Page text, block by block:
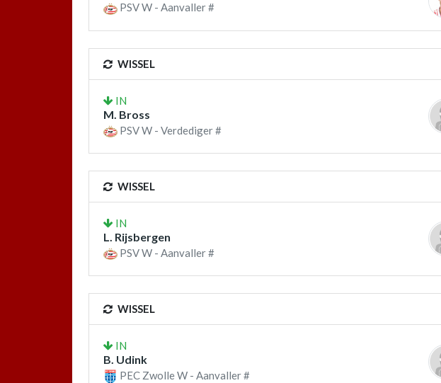
PSV W - Aanvaller #
WISSEL
IN
M. Bross
PSV W - Verdediger #
WISSEL
IN
L. Rijsbergen
PSV W - Aanvaller #
WISSEL
IN
B. Udink
PEC Zwolle W - Aanvaller #